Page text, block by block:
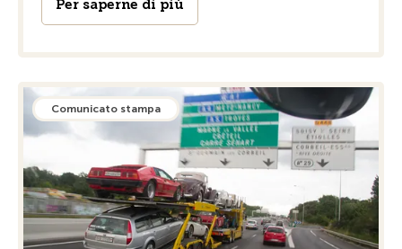
Per saperne di più
Comunicato stampa